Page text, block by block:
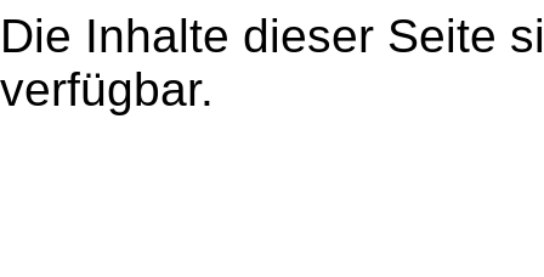
Die Inhalte dieser Seite
verfügbar.